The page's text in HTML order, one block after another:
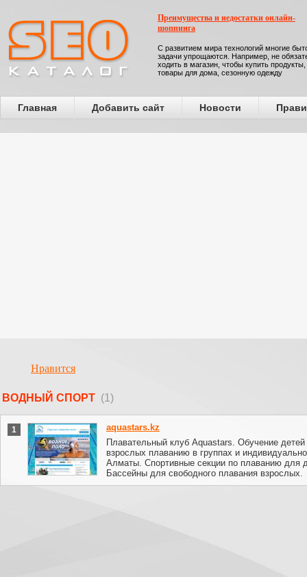
Преимущества и недостатки онлайн-
шоппинга
С развитием мира технологий многие
задачи упрощаются. Например, не
ходить в магазин, чтобы купить продукты,
товары для дома, сезонную одежду
Главная Добавить сайт Новости
Нравится
ВОДНЫЙ СПОРТ (1)
1
aquastars.kz
Плавательный клуб Aquastars. Обучение детей
взрослых плаванию в группах и
Алматы. Спортивные секции по плаванию для
Бассейны для свободного плавания взрослых.